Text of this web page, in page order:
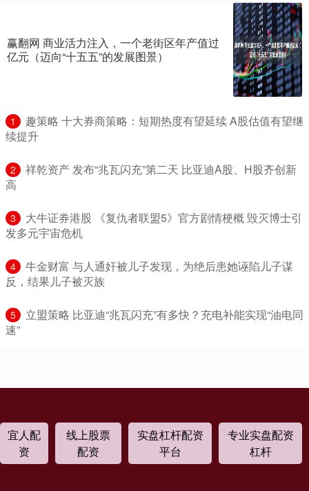
赢翻网 商业活力注入，一个老街区年产值过
亿元（迈向“十五五”的发展图景）
1
​趣策略 十大券商策略：短期热度有望延续 A股估值有望继
续提升
2
​祥乾资产 发布“兆瓦闪充”第二天 比亚迪A股、H股齐创新
高
3
​大牛证券港股 《复仇者联盟5》官方剧情梗概 毁灭博士引
发多元宇宙危机
4
​牛金财富 与人通奸被儿子发现，为绝后患她诬陷儿子谋
反，结果儿子被灭族
5
​立盟策略 比亚迪“兆瓦闪充”有多快？充电补能实现“油电同
速”
宜人配
资
线上股票
配资
实盘杠杆配资
平台
专业实盘配资
杠杆